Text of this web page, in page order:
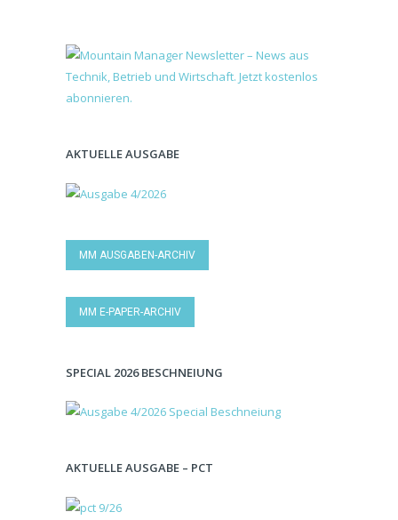
AKTUELLE AUSGABE
MM AUSGABEN-ARCHIV
MM E-PAPER-ARCHIV
SPECIAL 2026 BESCHNEIUNG
AKTUELLE AUSGABE – PCT